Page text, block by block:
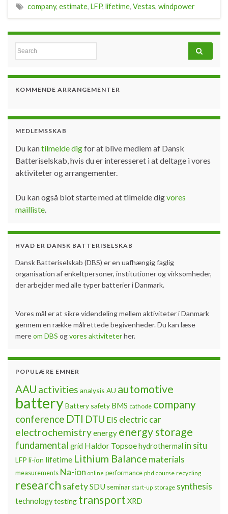
company, estimate, LFP, lifetime, Vestas, windpower
Search for:
KOMMENDE ARRANGEMENTER
MEDLEMSSKAB
Du kantilmelde digfor at blive medlem af Dansk
Batteriselskab, hvis du er interesseret i at deltage i vores
aktiviteter og arrangementer.
Du kan også blot starte med at tilmelde digvores
mailliste.
HVAD ER DANSK BATTERISELSKAB
Dansk Batteriselskab (DBS) er en uafhængig faglig
organisation af enkeltpersoner, institutioner og virksomheder,
der arbejder med alle typer batterier i Danmark.
Vores mål er at sikre videndeling mellem aktiviteter i Danmark
gennem en række målrettede begivenheder. Du kan læse
mereom DBS ogvores aktiviteterher.
POPULÆRE EMNER
AAU activities analysis AU automotive
batteryBattery safety BMS cathode company
conference DTI DTU EIS electric car
electrochemistryenergy energy storage
fundamental grid Haldor Topsoehydrothermal in situ
LFP li-ion lifetime Lithium Balance materials
measurements Na-ion online performance phd course recycling
research safetySDU seminar start-up storage synthesis
technologytesting transport XRD